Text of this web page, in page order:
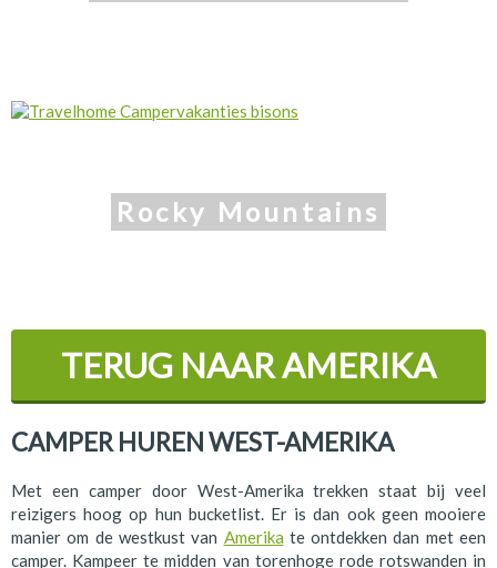
CAMPER HUREN WEST-AMERIKA
Met een camper door West-Amerika trekken staat bij veel
reizigers hoog op hun bucketlist. Er is dan ook geen mooiere
manier om de westkust van Amerika te ontdekken dan met een
camper. Kampeer te midden van torenhoge rode rotswanden in
Rocky Mountains
TERUG NAARAMERIKA